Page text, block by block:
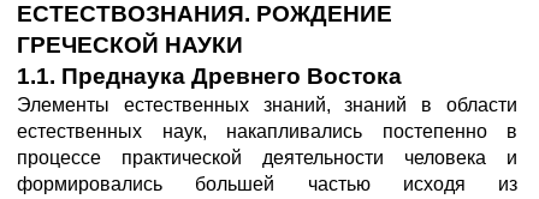
ЕСТЕСТВОЗНАНИЯ. РОЖДЕНИЕ
ГРЕЧЕСКОЙ НАУКИ
1.1. Преднаука Древнего Востока
Элементы естественных знаний, знаний в области
естественных наук, накапливались постепенно в
процессе практической деятельности человека и
формировались большей частью исходя из